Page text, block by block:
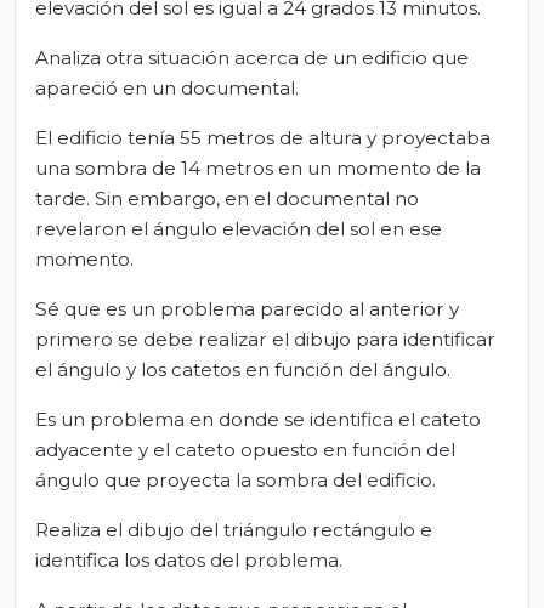
elevación del sol es igual a 24 grados 13 minutos.
Analiza otra situación acerca de un edificio que
apareció en un documental.
El edificio tenía 55 metros de altura y proyectaba
una sombra de 14 metros en un momento de la
tarde. Sin embargo, en el documental no
revelaron el ángulo elevación del sol en ese
momento.
Sé que es un problema parecido al anterior y
primero se debe realizar el dibujo para identificar
el ángulo y los catetos en función del ángulo.
Es un problema en donde se identifica el cateto
adyacente y el cateto opuesto en función del
ángulo que proyecta la sombra del edificio.
Realiza el dibujo del triángulo rectángulo e
identifica los datos del problema.